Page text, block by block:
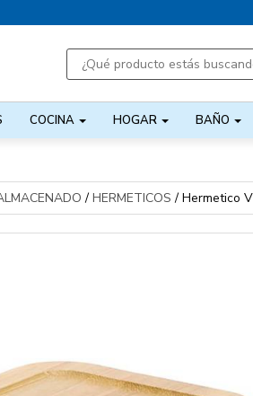
COCINA HOGAR BAÑO
/ HERMETICOS / Hermetico